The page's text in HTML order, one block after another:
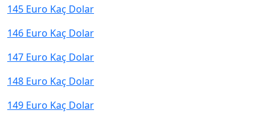
145 Euro Kaç Dolar
146 Euro Kaç Dolar
147 Euro Kaç Dolar
148 Euro Kaç Dolar
149 Euro Kaç Dolar